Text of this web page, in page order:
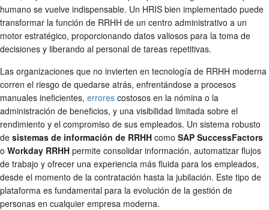
humano se vuelve indispensable. Un HRIS bien implementado puede
transformar la función de RRHH de un centro administrativo a un
motor estratégico, proporcionando datos valiosos para la toma de
decisiones y liberando al personal de tareas repetitivas.
Las organizaciones que no invierten en tecnología de RRHH moderna
corren el riesgo de quedarse atrás, enfrentándose a procesos
manuales ineficientes, errores costosos en la nómina o la
administración de beneficios, y una visibilidad limitada sobre el
rendimiento y el compromiso de sus empleados. Un sistema robusto
de sistemas de información de RRHH como SAP SuccessFactors
o Workday RRHH permite consolidar información, automatizar flujos
de trabajo y ofrecer una experiencia más fluida para los empleados,
desde el momento de la contratación hasta la jubilación. Este tipo de
plataforma es fundamental para la evolución de la gestión de
personas en cualquier empresa moderna.